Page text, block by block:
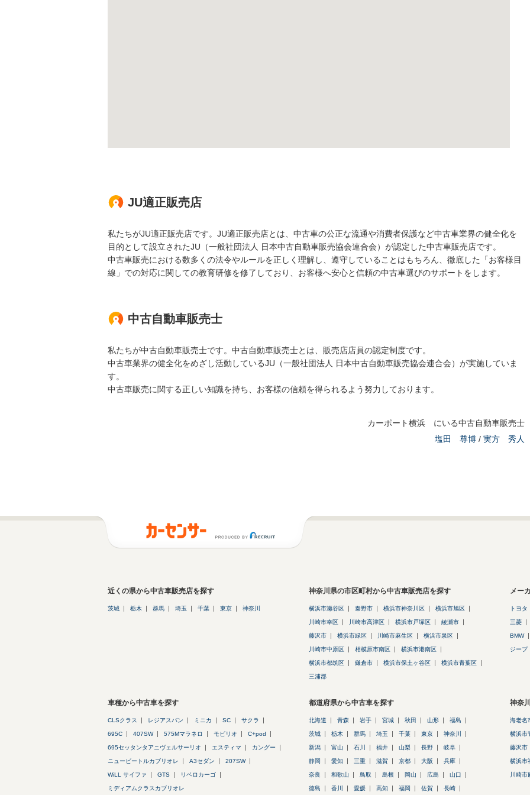
JU適正販売店
私たちがJU適正販売店です。JU適正販売店とは、中古車の公正な流通や消費者保護など中古車業界の健全化を
目的として設立されたJU（一般社団法人 日本中古自動車販売協会連合会）が認定した中古車販売店です。
中古車販売における数多くの法令やルールを正しく理解し、遵守していることはもちろん、徹底した「お客様目
線」での対応に関しての教育研修を修了しており、お客様へ安心と信頼の中古車選びのサポートをします。
中古自動車販売士
私たちが中古自動車販売士です。中古自動車販売士とは、販売店店員の認定制度です。
中古車業界の健全化をめざし活動しているJU（一般社団法人 日本中古自動車販売協会連合会）が実施していま
す。
中古車販売に関する正しい知識を持ち、お客様の信頼を得られるよう努力しております。
カーポート横浜 にいる中古自動車販売士
塩田 尊博 / 実方 秀人
近くの県から中古車販売店を探す
茨城 栃木 群馬 埼玉 千葉 東京 神奈川
神奈川県の市区町村から中古車販売店を探す
横浜市瀬谷区 秦野市 横浜市神奈川区 横浜市旭区
川崎市幸区 川崎市高津区 横浜市戸塚区 綾瀬市
藤沢市 横浜市緑区 川崎市麻生区 横浜市泉区
川崎市中原区 相模原市南区 横浜市港南区
横浜市都筑区 鎌倉市 横浜市保土ヶ谷区 横浜市青葉区
三浦郡
メー
トヨタ
三菱
BMW
ジープ
車種から中古車を探す
CLSクラス レジアスバン ミニカ SC サクラ
695C 407SW 575Mマラネロ モビリオ C+pod
695セッタンタアニヴェルサーリオ エスティマ カングー
ニュービートルカブリオレ A3セダン 207SW
WiLL サイファ GTS リベロカーゴ
ミディアムクラスカブリオレ
都道府県から中古車を探す
北海道 青森 岩手 宮城 秋田 山形 福島
茨城 栃木 群馬 埼玉 千葉 東京 神奈川
新潟 富山 石川 福井 山梨 長野 岐阜
静岡 愛知 三重 滋賀 京都 大阪 兵庫
奈良 和歌山 鳥取 島根 岡山 広島 山口
徳島 香川 愛媛 高知 福岡 佐賀 長崎
神奈
海老名
横浜市
藤沢市
横浜市
川崎